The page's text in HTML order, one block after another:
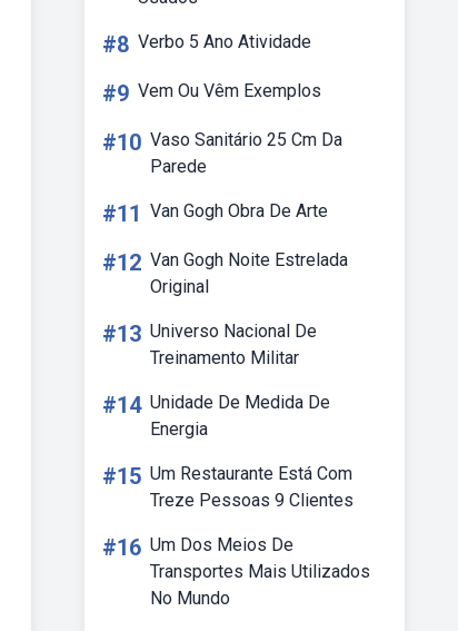
#8 Verbo 5 Ano Atividade
#9 Vem Ou Vêm Exemplos
#10 Vaso Sanitário 25 Cm Da
Parede
#11 Van Gogh Obra De Arte
#12 Van Gogh Noite Estrelada
Original
#13 Universo Nacional De
Treinamento Militar
#14 Unidade De Medida De
Energia
#15 Um Restaurante Está Com
Treze Pessoas 9 Clientes
#16 Um Dos Meios De
Transportes Mais Utilizados
No Mundo